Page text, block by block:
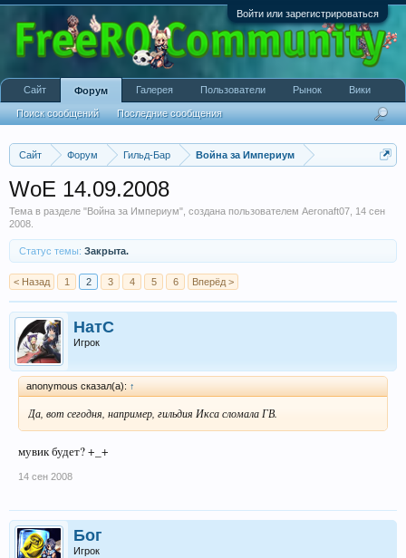
Войти или зарегистрироваться
Сайт Форум Гильд-Бар Война за Империум
WoE 14.09.2008
Тема в разделе "Война за Империум", создана пользователем Aeronaft07 14 сен
2008
Статус темы: Закрыта.
< Назад 1 2 3 4 5 6 Вперёд >
НатС
Игрок
anonymous сказал(а): ↑
Да, вот сегодня, например, гильдия Икса сломала ГВ.
мувик будет? +_+
14 сен 2008
Бог
Игрок
Сайт Форум
Поиск сообщений Последние сообщения
Галерея Пользователи Рынок Вики